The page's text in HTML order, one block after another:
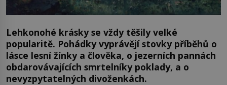
Lehkonohé krásky se vždy těšily velké
popularitě. Pohádky vyprávějí stovky příběhů o
lásce lesní žínky a člověka, o jezerních pannách
obdarovávajících smrtelníky poklady, a o
nevyzpytatelných divoženkách.